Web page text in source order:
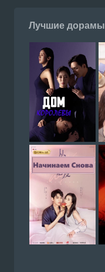
Лучшие дорамы